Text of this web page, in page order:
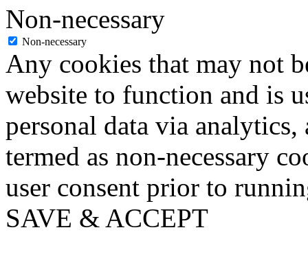
Non-necessary
Non-necessary
Any cookies that may not
website to function and is
personal data via analytics,
termed as non-necessary
user consent prior to
SAVE & ACCEPT